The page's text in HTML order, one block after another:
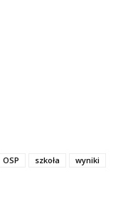
OSP szkoła
wyniki